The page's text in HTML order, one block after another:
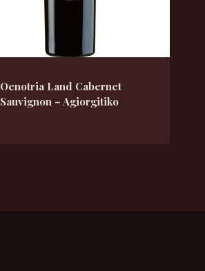
Oenotria Land Cabernet
Sauvignon – Agiorgitiko